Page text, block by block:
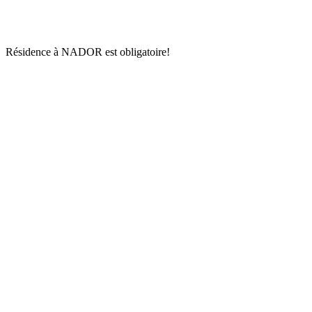
Résidence à NADOR est obligatoire!